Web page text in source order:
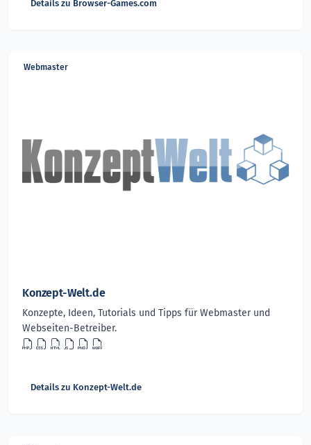
Details zu Browser-Games.com
Webmaster
Konzept-Welt.de
Konzepte, Ideen, Tutorials und Tipps für Webmaster und
Webseiten-Betreiber.
Details zu Konzept-Welt.de